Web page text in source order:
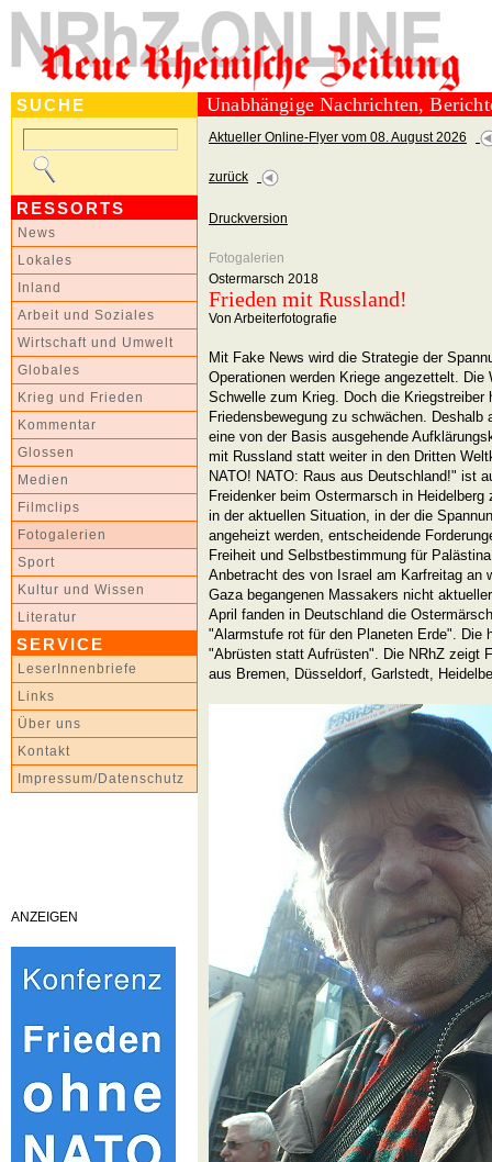
SUCHE
RESSORTS
News
Lokales
Inland
Arbeit und Soziales
Wirtschaft und Umwelt
Globales
Krieg und Frieden
Kommentar
Glossen
Medien
Filmclips
Fotogalerien
Sport
Kultur und Wissen
Literatur
SERVICE
LeserInnenbriefe
Links
Über uns
Kontakt
Impressum/Datenschutz
ANZEIGEN
Unabhängige Nachrichten,
Aktueller Online-Flyer vom 08. August 2026
zurück
Druckversion
Fotogalerien
Ostermarsch 2018
Frieden mit Russland!
Von Arbeiterfotografie
Mit Fake News wird die Strategie der
Operationen werden Kriege angezettelt.
Schwelle zum Krieg. Doch die Kriegstreiber
Friedensbewegung zu schwächen.
eine von der Basis ausgehende
mit Russland statt weiter in den Dritten
NATO! NATO: Raus aus Deutschland!" ist
Freidenker beim Ostermarsch in
in der aktuellen Situation, in der die
angeheizt werden, entscheidende
Freiheit und Selbstbestimmung für
Anbetracht des von Israel am Karfreitag an
Gaza begangenen Massakers nicht
April fanden in Deutschland die
"Alarmstufe rot für den Planeten Erde". Die
"Abrüsten statt Aufrüsten". Die NRhZ zeigt
aus Bremen, Düsseldorf, Garlstedt,